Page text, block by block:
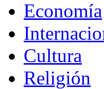
Economía
Cultura
Religión